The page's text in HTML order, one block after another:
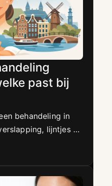
past bij
behandeling in
lijntjes of